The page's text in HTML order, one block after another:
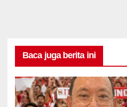
Baca juga berita ini